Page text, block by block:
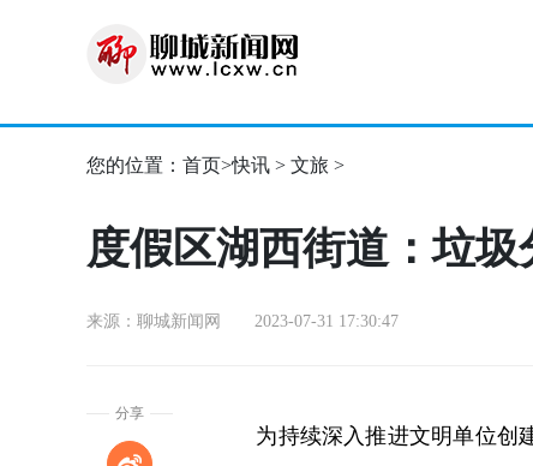
您的位置： 首页>快讯 > 文旅 >
度假区湖西街道：垃
来源：聊城新闻网 2023-07-31 17:30:47
分享
为持续深入推进文明单位创建